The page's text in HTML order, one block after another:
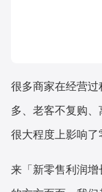
很多商家在经营
多、老客不复购、
很大程度上影响了
来「新零售利润